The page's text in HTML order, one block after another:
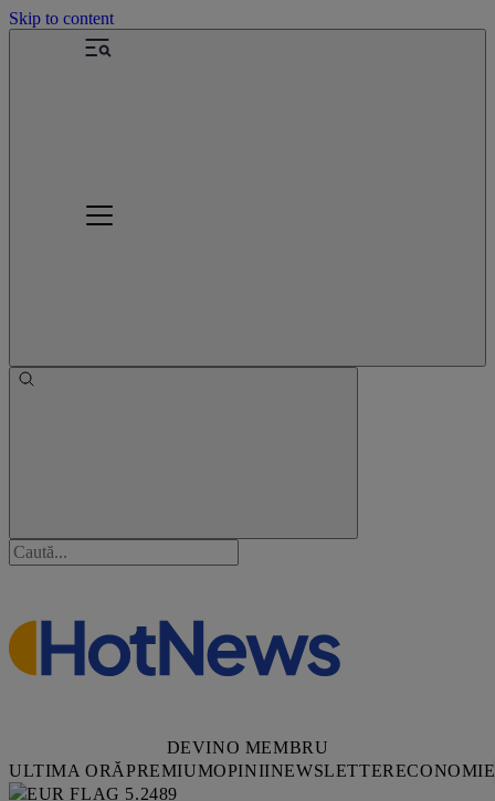
Skip to content
DEVINO MEMBRU
ULTIMA ORĂPREMIUMOPINIINEWSLETTERECONOMIE
5.2489